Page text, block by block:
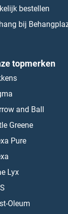
bestellen
bij
topmerken
and Ball
Greene
Pure
Lyx
Oleum